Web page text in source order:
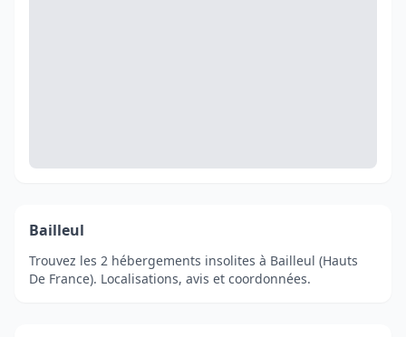
Bailleul
Trouvez les 2 hébergements insolites à Bailleul (Hauts
De France). Localisations, avis et coordonnées.